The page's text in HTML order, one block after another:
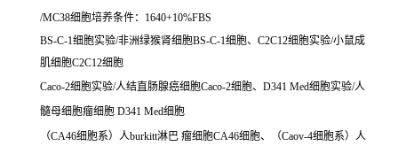
/MC38细胞培养条件：1640+10%FBS
BS-C-1细胞实验/非洲绿猴肾细胞BS-C-1细胞、C2C12细胞实验/小鼠成
肌细胞C2C12细胞
Caco-2细胞实验/人结直肠腺癌细胞Caco-2细胞、D341 Med细胞实验/人
髓母细胞瘤细胞 D341 Med细胞
（CA46细胞系）人burkitt淋巴 瘤细胞CA46细胞、（Caov-4细胞系）人